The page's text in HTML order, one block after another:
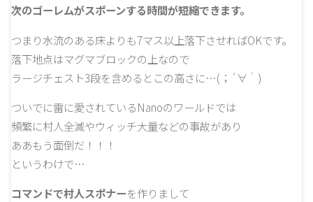
次のゴーレムがスポーンする時間が短縮できます。
つまり水流のある床よりも7マス以上落下させればOKです。
落下地点はマグマブロックの上なので
ラージチェスト3段を含めるとこの高さに…(；´∀｀)
ついでに雷に愛されているNanoのワールドでは
頻繁に村人全滅やウィッチ大量などの事故があり
ああもう面倒だ！！！
というわけで…
コマンドで村人スポナーを作りまして